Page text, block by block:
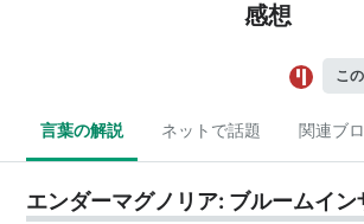
感想
こ
言葉の解説 ネットで話題 関連ブ
エンダーマグノリア: ブルームイン